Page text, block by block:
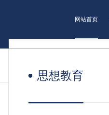
网站首页
思想教育